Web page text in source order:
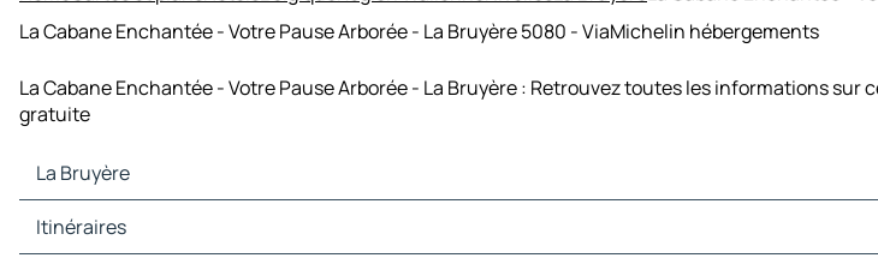
La Cabane Enchantée - Votre Pause Arborée - La Bruyère 5080 - ViaMichelin hébergements
La Cabane Enchantée - Votre Pause Arborée - La Bruyère : Retrouvez toutes les informations
gratuite
La Bruyère
La Bruyère Cartes et plans
La Bruyère Trafic
Itinéraires